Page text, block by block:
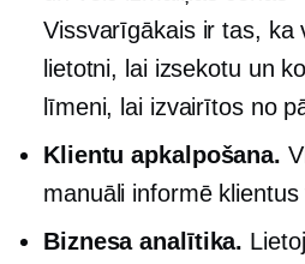
Vissvarīgākais ir tas, ka
lietotni, lai izsekotu un
līmeni, lai izvairītos no
Klientu apkalpošana.
manuāli informē
Biznesa analītika.